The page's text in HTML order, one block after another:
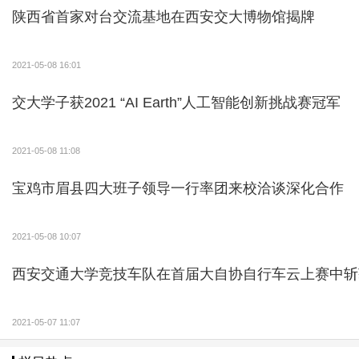
陕西省首家对台交流基地在西安交大博物馆揭牌
2021-05-08 16:01
交大学子获2021 “AI Earth”人工智能创新挑战赛冠军
2021-05-08 11:08
宝鸡市眉县四大班子领导一行率团来校洽谈深化合作
2021-05-08 10:07
西安交通大学竞技车队在首届大自协自行车云上赛中
2021-05-07 11:07